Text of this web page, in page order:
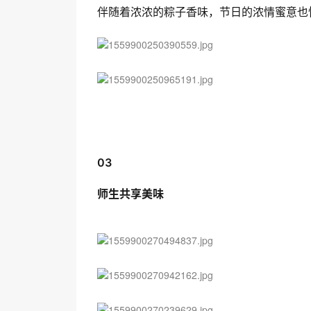
伴随着浓浓的粽子香味，节日的浓情蜜意也
03
师生共享美味